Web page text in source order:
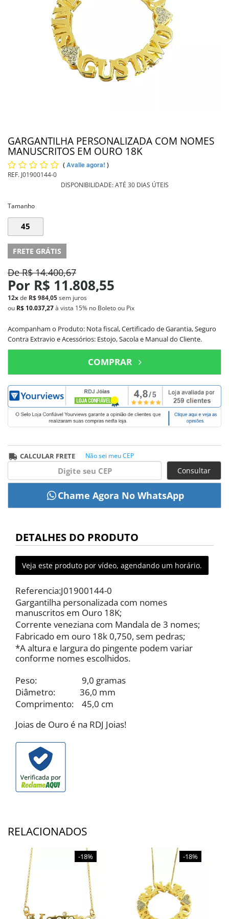
PINGENTE DE OURO
GARGANTILHA PERSONALIZADA COM NOMES
MANUSCRITOS EM OURO 18K
(Avalie agora! )
REF. J01900144-0
DISPONIBILIDADE:ATÉ 30 DIAS ÚTEIS
Tamanho
45
FRETE GRÁTIS
DeR$ 14.400,67
Por R$ 11.808,55
12xde R$ 984,05sem juros
ou R$ 10.037,27à vista 15% no Boleto ou Pix
Acompanham o Produto: Nota fiscal, Certificado de Garantia, Seguro
Contra Extravio e Acessórios: Estojo, Sacola e Manual do Cliente.
COMPRAR
CALCULAR FRETE Não sei meu CEP
Consultar
DETALHES DO PRODUTO
Veja este produto por vídeo, agendando um horário.
Referencia:J01900144-0
Gargantilha personalizada com nomes
manuscritos em Ouro 18K;
Corrente veneziana com Mandala de 3 nomes;
Fabricado em ouro 18k 0,750, sem pedras;
*A altura e largura do pingente podem variar
conforme nomes escolhidos.
Peso: 9,0 gramas
Diâmetro: 36,0 mm
Comprimento: 45,0 cm
Joias de Ouro é na RDJ Joias!
RELACIONADOS
-18% -18%